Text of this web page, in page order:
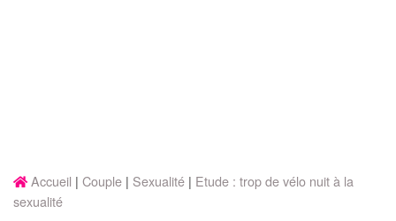
Accueil Couple Sexualité
Etude : trop de vélo nuit à la
sexualité